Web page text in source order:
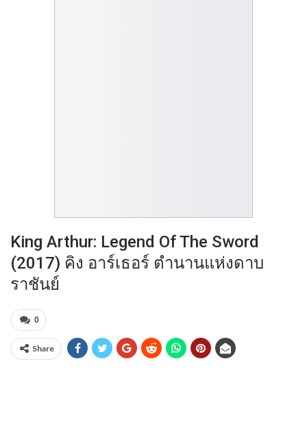
King Arthur: Legend Of The Sword
(2017) คิง อาร์เธอร์ ตำนานแห่งดาบ
ราชันย์
0
Share